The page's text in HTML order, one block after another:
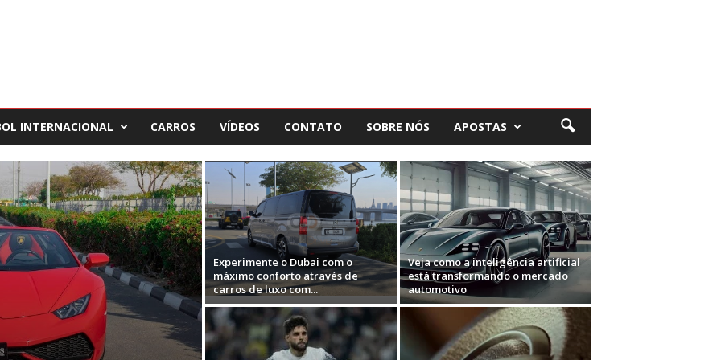
INTERNACIONAL CARROS VÍDEOS CONTATO SOBRE NÓS APOSTAS
Experimente o Dubai com o
máximo conforto através de
carros de luxo com...
Veja como a inteligência artificial
está transformando o mercado
automotivo